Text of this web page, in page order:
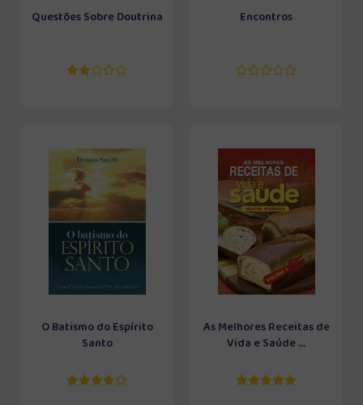
Questões Sobre Doutrina Encontros
O Batismo do Espírito
Santo
As Melhores Receitas de
Vida e Saúde ...